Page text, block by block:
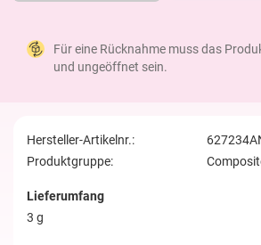
Für eine Rücknahme muss das
und ungeöffnet sein.
Hersteller-Artikelnr.:
Produktgruppe:
Lieferumfang
3 g